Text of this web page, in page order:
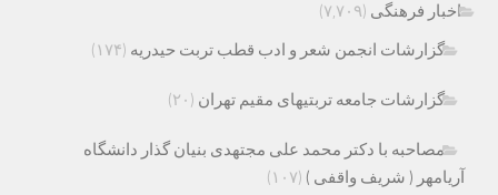
اخبار فرهنگی (۷,۷۰۹)
گزارشات انجمن شعر و ادب قطب تربت حیدریه (۱۷۴)
گزارشات جامعه تربتیهای مقیم تهران (۲۰)
مصاحبه با دکتر محمد علی مجتهدی بنیان گذار دانشگاه
آریامهر ( شریف واقفی ) (۱۰۷)